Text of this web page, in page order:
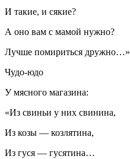
И такие, и сякие?
А оно вам с мамой нужно?
Лучше помириться дружно…»
Чудо-юдо
У мясного магазина:
«Из свиньи у них свинина,
Из козы — козлятина,
Из гуся — гусятина…